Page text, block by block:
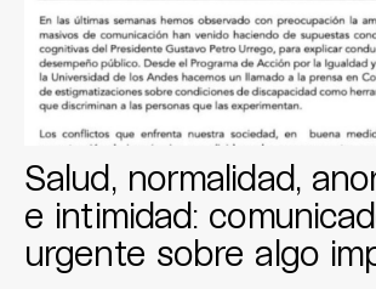
Salud, normalidad,
e intimidad:
urgente sobre algo